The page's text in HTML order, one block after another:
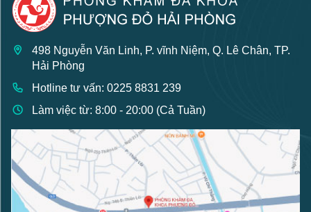
498 Nguyễn Văn Linh, P. vĩnh Niệm, Q. Lê Chân, TP.
Hải Phòng
Hotline tư vấn: 0225 8831 239
Làm việc từ: 8:00 - 20:00 (Cả Tuần)